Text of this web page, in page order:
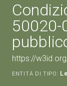
50020-
https://
ENTITÀ DI TIPO: